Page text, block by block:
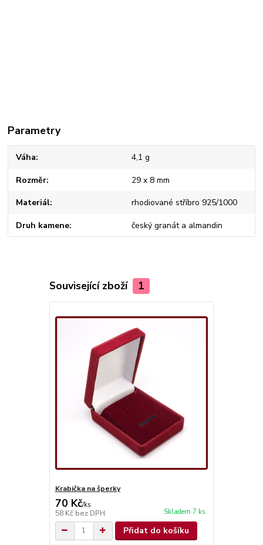
Parametry
Váha 4,1 g
Rozměr 29 x 8 mm
Materiál rhodiované stříbro 925/1000
Druh kamene český granát a almandin
Související zboží 1
Krabička na šperky
70 Kč/ks
58 Kč bez DPH Skladem 7 ks
Přidat do košíku